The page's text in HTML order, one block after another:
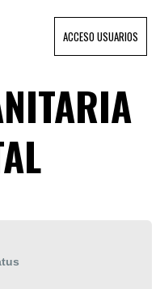
ACCESO USUARIOS